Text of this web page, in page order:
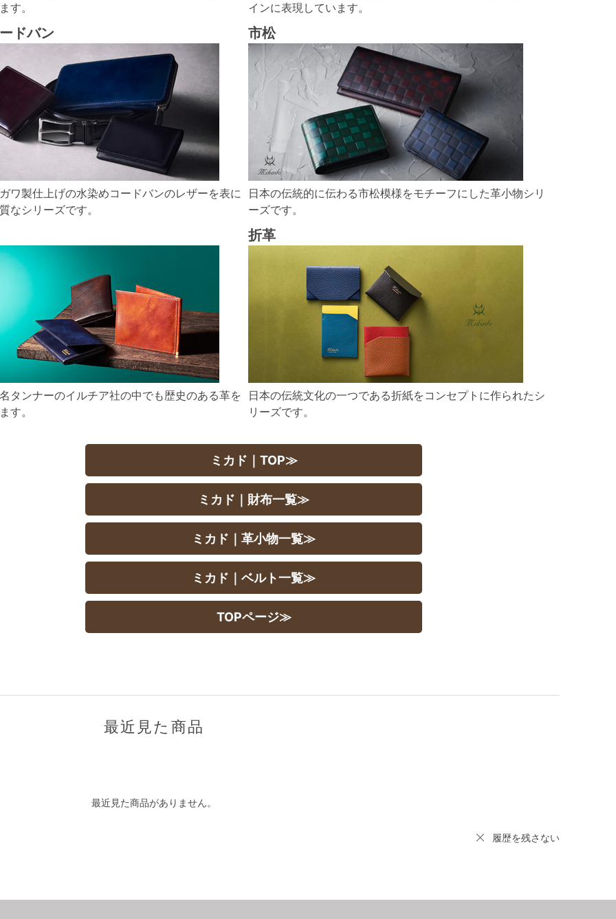
す。
インに表現しています。
ドバン
ワ製仕上げの水染めコードバンのレザーを表に
なシリーズです。
市松
日本の伝統的に伝わる市松模様をモチーフにした革小物シリ
ーズです。
タンナーのイルチア社の中でも歴史のある革を
す。
折革
日本の伝統文化の一つである折紙をコンセプトに作られたシ
リーズです。
ミカド｜TOP≫
ミカド｜財布一覧≫
ミカド｜革小物一覧≫
ミカド｜ベルト一覧≫
TOPページ≫
最近見た商品
最近見た商品がありません。
履歴を残さない